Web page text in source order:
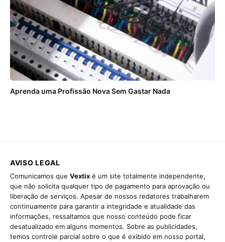
Aprenda uma Profissão Nova Sem Gastar Nada
AVISO LEGAL
Comunicamos que Vextix é um site totalmente independente,
que não solicita qualquer tipo de pagamento para aprovação ou
liberação de serviços. Apesar de nossos redatores trabalharem
continuamente para garantir a integridade e atualidade das
informações, ressaltamos que nosso conteúdo pode ficar
desatualizado em alguns momentos. Sobre as publicidades,
temos controle parcial sobre o que é exibido em nosso portal,